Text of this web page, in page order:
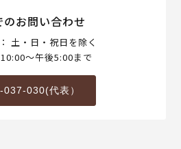
のお問い合わせ
土・日・祝日を除く
～午後5:00まで
030(代表）